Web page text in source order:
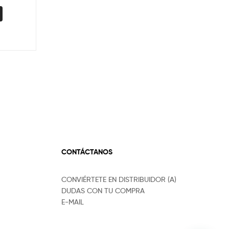
CONTÁCTANOS
CONVIÉRTETE EN DISTRIBUIDOR (A)
DUDAS CON TU COMPRA
E-MAIL